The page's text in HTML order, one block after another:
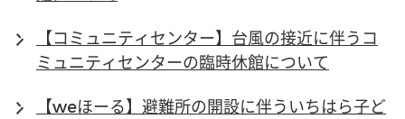
【コミュニティセンター】台風の接近に伴うコ
ミュニティセンターの臨時休館について
【weほーる】避難所の開設に伴ういちはら子ど